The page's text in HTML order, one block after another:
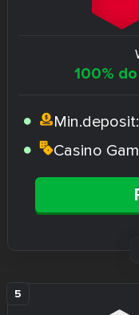
100%
Min.deposit:
Casino